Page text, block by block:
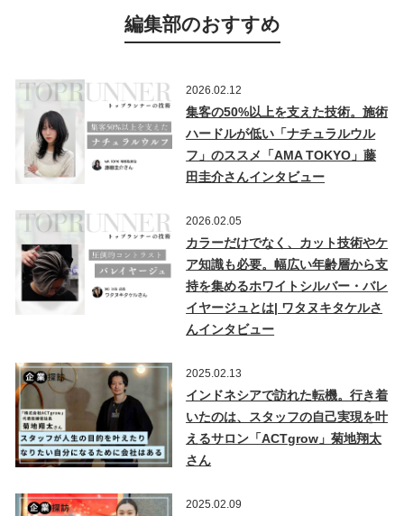
編集部のおすすめ
2026.02.12
集客の50%以上を支えた技術。施術
ハードルが低い「ナチュラルウル
フ」のススメ「AMA TOKYO」藤
田圭介さんインタビュー
2026.02.05
カラーだけでなく、カット技術やケ
ア知識も必要。幅広い年齢層から支
持を集めるホワイトシルバー・バレ
イヤージュとは| ワタヌキタケルさ
んインタビュー
2025.02.13
インドネシアで訪れた転機。行き着
いたのは、スタッフの自己実現を叶
えるサロン「ACTgrow」菊地翔太
さん
2025.02.09